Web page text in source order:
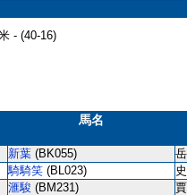
- (40-16)
馬名
新葉 (BK055)
騎騎笑 (BL023)
滙駿 (BM231)